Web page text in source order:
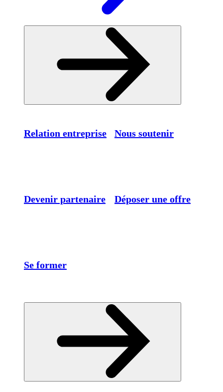
Relation entreprise Nous soutenir
Devenir partenaire Déposer une offre
Se former